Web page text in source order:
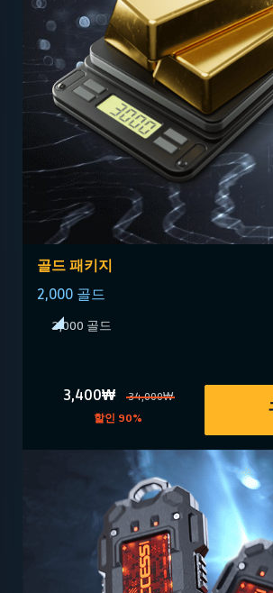
골드 패키지
2,000 골드
2,000 골드
3,400₩
34,000₩
할인 90%